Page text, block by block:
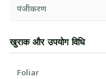
पंजीकरण
खुराक और उपयोग विधि
Foliar